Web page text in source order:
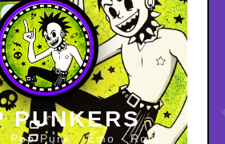
PUNKERS
Pop Punk · Emo · Rock